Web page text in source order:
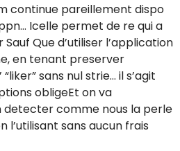
continue pareillement dispo
Icelle permet de re qui a
Que d’utiliser l’application
en tenant preserver
sans nul strie… il s’agit
obligeEt on va
detecter comme nous la perle
l’utilisant sans aucun frais